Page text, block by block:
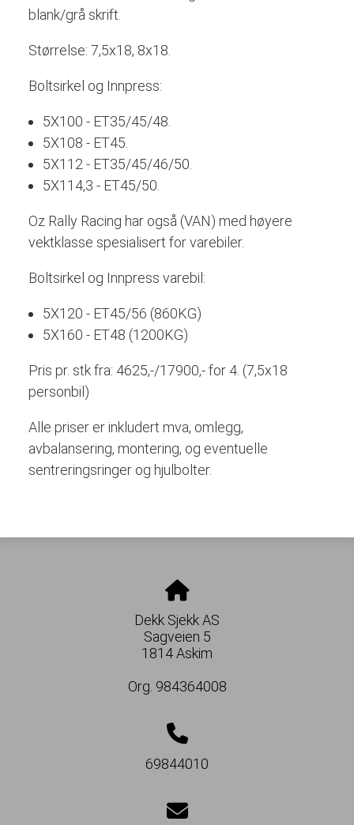
blank/grå skrift.
Størrelse: 7,5x18, 8x18.
Boltsirkel og Innpress:
5X100 - ET35/45/48.
5X108 - ET45.
5X112 - ET35/45/46/50.
5X114,3 - ET45/50.
Oz Rally Racing har også (VAN) med høyere
vektklasse spesialisert for varebiler.
Boltsirkel og Innpress varebil:
5X120 - ET45/56 (860KG)
5X160 - ET48 (1200KG)
Pris pr. stk fra: 4625,-/17900,- for 4. (7,5x18
personbil)
Alle priser er inkludert mva, omlegg,
avbalansering, montering, og eventuelle
sentreringsringer og hjulbolter.
Dekk Sjekk AS
Sagveien 5
1814 Askim
Org. 984364008
69844010